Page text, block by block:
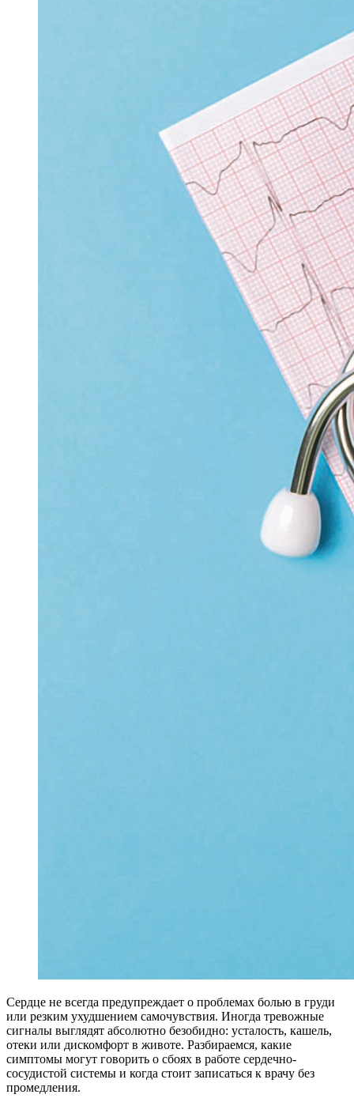
Сердце не всегда предупреждает о проблемах болью в груди
или резким ухудшением самочувствия. Иногда тревожные
сигналы выглядят абсолютно безобидно: усталость, кашель,
отеки или дискомфорт в животе. Разбираемся, какие
симптомы могут говорить о сбоях в работе сердечно-
сосудистой системы и когда стоит записаться к врачу без
промедления.